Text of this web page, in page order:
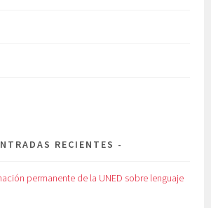
RECIENTES
permanente de la UNED sobre lenguaje